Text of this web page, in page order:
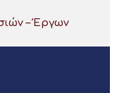
– Έργων